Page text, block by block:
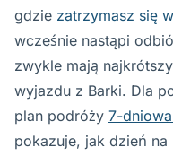
gdzie zatrzymasz się
wcześnie nastąpi
zwykle mają
wyjazdu z Barki. Dla
plan podróży 7-
pokazuje, jak dzień